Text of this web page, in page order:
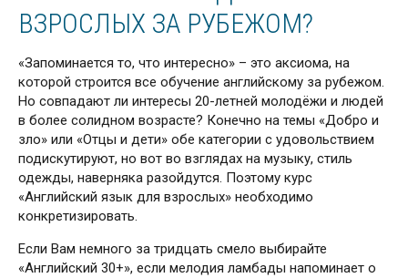
ВЗРОСЛЫХ ЗА РУБЕЖОМ?
«Запоминается то, что интересно» – это аксиома, на
которой строится все обучение английскому за рубежом.
Но совпадают ли интересы 20-летней молодёжи и людей
в более солидном возрасте? Конечно на темы «Добро и
зло» или «Отцы и дети» обе категории с удовольствием
подискутируют, но вот во взглядах на музыку, стиль
одежды, наверняка разойдутся. Поэтому курс
«Английский язык для взрослых» необходимо
конкретизировать.
Если Вам немного за тридцать смело выбирайте
«Английский 30+», если мелодия ламбады напоминает о